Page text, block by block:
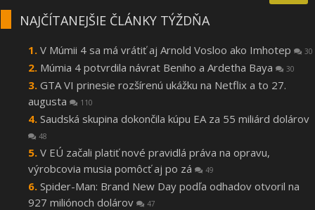
NAJČÍTANEJŠIE ČLÁNKY TÝŽDŇA
V Múmii 4 sa má vrátiť aj Arnold Vosloo ako Imhotep 30
Múmia 4 potvrdila návrat Beniho a Ardetha Baya 30
GTA VI prinesie rozšírenú ukážku na Netflix a to 27.
augusta
110
Saudská skupina dokončila kúpu EA za 55 miliárd dolárov
48
V EÚ začali platiť nové pravidlá práva na opravu,
výrobcovia musia pomôcť aj po zá
49
Spider-Man: Brand New Day podľa odhadov otvoril na
927 miliónoch dolárov
47